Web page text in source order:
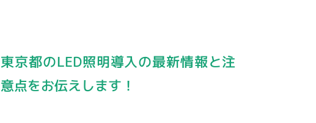
東京都のLED照明導入の最新情報と注
意点をお伝えします！